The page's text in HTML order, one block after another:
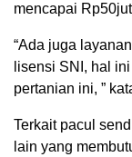
mencapai
“Ada juga
lisensi SNI, hal
pertanian ini, ”
Terkait pacul
lain yang